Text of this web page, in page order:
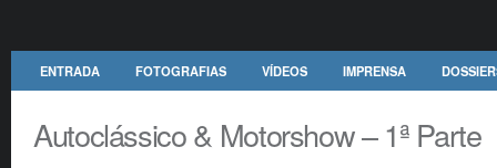
ENTRADA FOTOGRAFIAS VÍDEOS IMPRENSA
Autoclássico & Motorshow – 1ª Parte